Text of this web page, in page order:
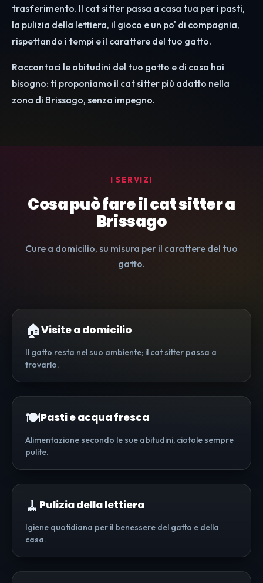
trasferimento. Il cat sitter passa a casa tua per i pasti,
la pulizia della lettiera, il gioco e un po' di compagnia,
rispettando i tempi e il carattere del tuo gatto.
Raccontaci le abitudini del tuo gatto e di cosa hai
bisogno: ti proponiamo il cat sitter più adatto nella
zona di Brissago, senza impegno.
I SERVIZI
Cosa può fare il cat sitter a
Brissago
Cure a domicilio, su misura per il carattere del tuo
gatto.
🏠Visite a domicilio
Il gatto resta nel suo ambiente; il cat sitter passa a
trovarlo.
🍽️Pasti e acqua fresca
Alimentazione secondo le sue abitudini, ciotole sempre
pulite.
🧹 Pulizia della lettiera
Igiene quotidiana per il benessere del gatto e della
casa.